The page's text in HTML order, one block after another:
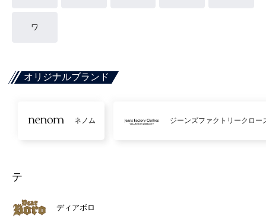
ワ
オリジナルブランド
ネノム ジーンズファクトリークロー
テ
ディアボロ